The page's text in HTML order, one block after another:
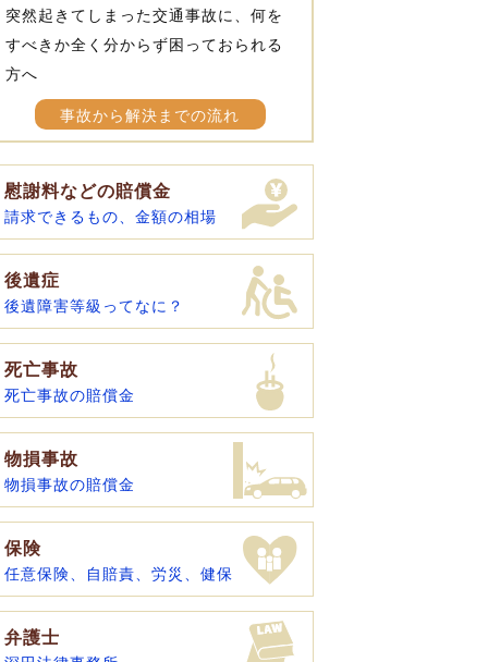
突然起きてしまった交通事故に、何を
すべきか全く分からず困っておられる
方へ
事故から解決までの流れ
慰謝料などの賠償金
請求できるもの、金額の相場
後遺症
後遺障害等級ってなに？
死亡事故
死亡事故の賠償金
物損事故
物損事故の賠償金
保険
任意保険、自賠責、労災、健保
弁護士